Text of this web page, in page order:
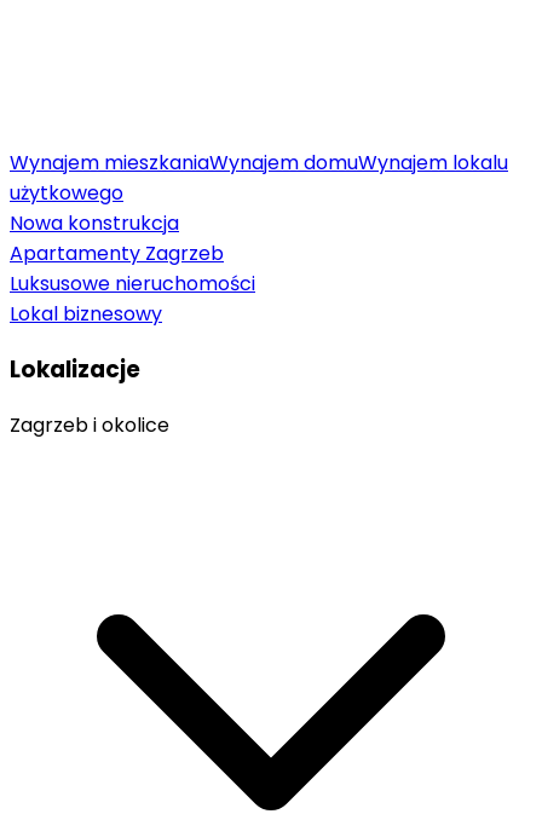
Wynajem mieszkaniaWynajem domuWynajem lokalu
użytkowego
Nowa konstrukcja
Apartamenty Zagrzeb
Luksusowe nieruchomości
Lokal biznesowy
Lokalizacje
Zagrzeb i okolice